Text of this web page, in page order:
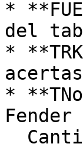
*
del
*
*